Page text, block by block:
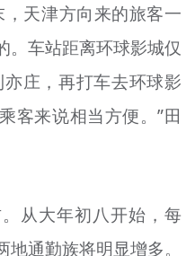
天津方向来的旅客一
。车站距离环球影城仅
庄，再打车去环球影
客来说相当方便。”田
从大年初八开始，每
通勤族将明显增多。